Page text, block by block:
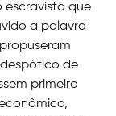
escravista que
a palavra
de
primeiro